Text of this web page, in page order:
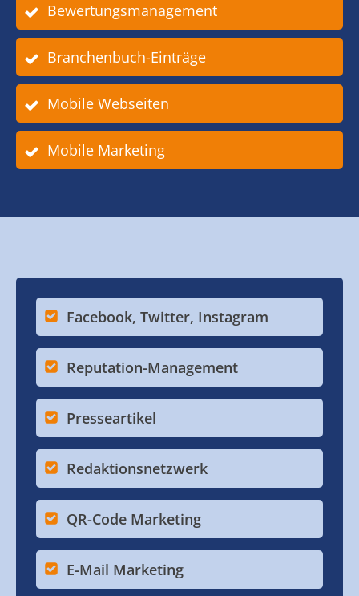
Bewertungsmanagement
Branchenbuch-Einträge
Mobile Webseiten
Mobile Marketing
Facebook, Twitter, Instagram
Reputation-Management
Presseartikel
Redaktionsnetzwerk
QR-Code Marketing
E-Mail Marketing